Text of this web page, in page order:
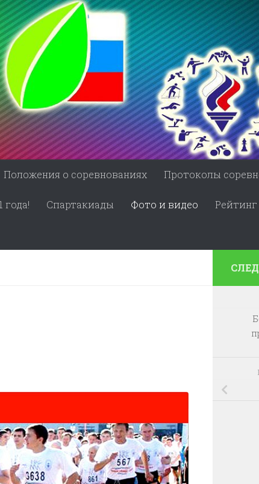
Положения о соревнованиях Протоколы
Спартакиады Фото и видео